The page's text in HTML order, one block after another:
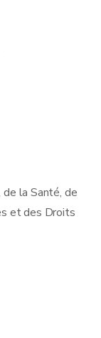
la Santé, de
et des Droits